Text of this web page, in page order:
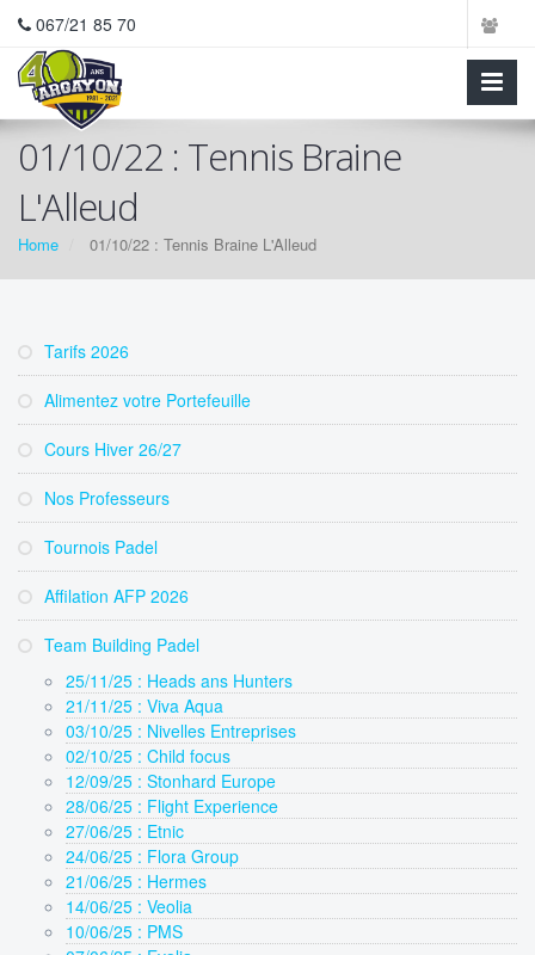
067/21 85 70
01/10/22 : Tennis Braine
L'Alleud
Home 01/10/22 : Tennis Braine L'Alleud
Tarifs 2026
Alimentez votre Portefeuille
Cours Hiver 26/27
Nos Professeurs
Tournois Padel
Affilation AFP 2026
Team Building Padel
25/11/25 : Heads ans Hunters
21/11/25 : Viva Aqua
03/10/25 : Nivelles Entreprises
02/10/25 : Child focus
12/09/25 : Stonhard Europe
28/06/25 : Flight Experience
27/06/25 : Etnic
24/06/25 : Flora Group
21/06/25 : Hermes
14/06/25 : Veolia
10/06/25 : PMS